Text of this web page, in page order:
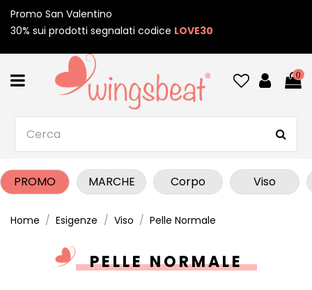
Promo San Valentino
30% sui prodotti segnalati codice LOVE30
0
PROMO MARCHE Corpo Viso
Home Esigenze Viso Pelle Normale
PELLE NORMALE